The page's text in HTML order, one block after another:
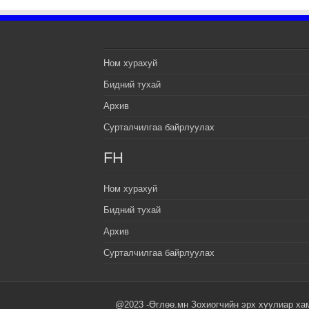
Ном хурахуй
Бидний тухай
Архив
Сурталчилгаа байрлуулах
FH
Ном хурахуй
Бидний тухай
Архив
Сурталчилгаа байрлуулах
@2023 -Өглөө.мн Зохиогчийн эрх хуулиар